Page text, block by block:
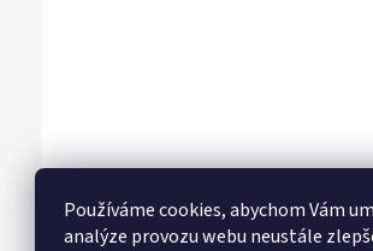
Používáme cookies, abychom Vám
analýze provozu webu neustále